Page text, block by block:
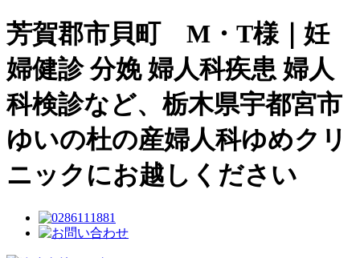
芳賀郡市貝町 M・T様｜妊
婦健診 分娩 婦人科疾患 婦人
科検診など、栃木県宇都宮市
ゆいの杜の産婦人科ゆめクリ
ニックにお越しください